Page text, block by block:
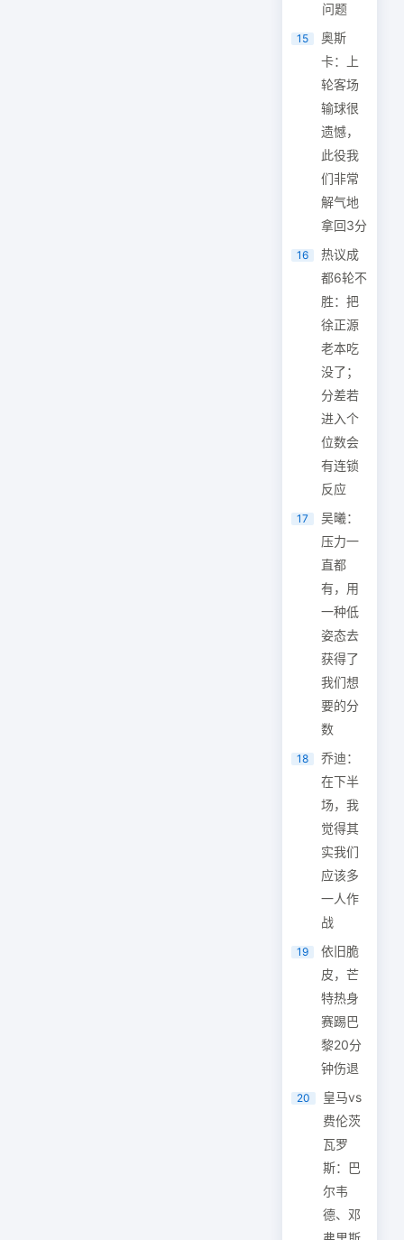
问题
15
奥斯
卡：上
轮客场
输球很
遗憾，
此役我
们非常
解气地
拿回3分
16
热议成
都6轮不
胜：把
徐正源
老本吃
没了；
分差若
进入个
位数会
有连锁
反应
17
吴曦：
压力一
直都
有，用
一种低
姿态去
获得了
我们想
要的分
数
18
乔迪：
在下半
场，我
觉得其
实我们
应该多
一人作
战
19
依旧脆
皮，芒
特热身
赛踢巴
黎20分
钟伤退
20
皇马vs
费伦茨
瓦罗
斯：巴
尔韦
德、邓